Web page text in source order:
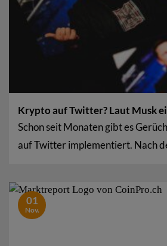
Krypto auf Twitter? Laut Musk
Schon seit Monaten gibt es
auf Twitter implementiert. Nach
01
Nov.